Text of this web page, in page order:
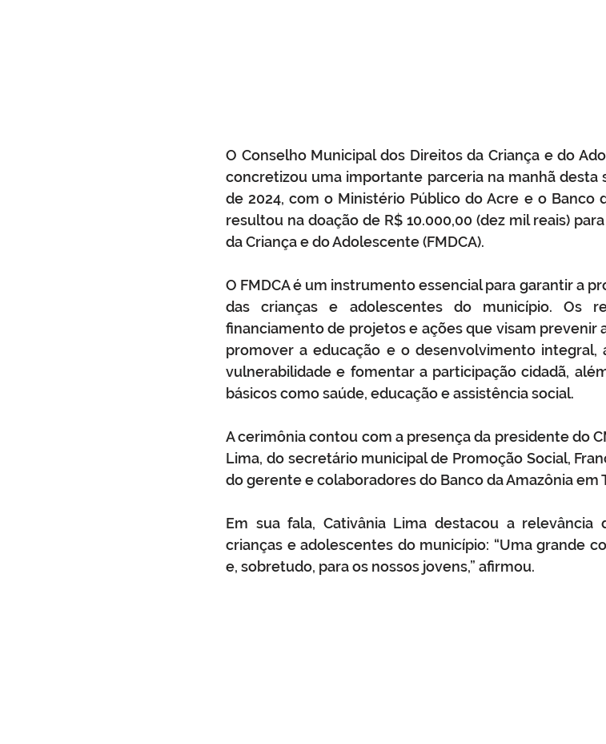
O Conselho Municipal dos Direitos da Criança e do
concretizou uma importante parceria na manhã desta
de 2024, com o Ministério Público do Acre e o Banco
resultou na doação de R$ 10.000,00 (dez mil reais)
da Criança e do Adolescente (FMDCA).
O FMDCA é um instrumento essencial para garantir a
das crianças e adolescentes do município. Os
financiamento de projetos e ações que visam prevenir
promover a educação e o desenvolvimento integral,
vulnerabilidade e fomentar a participação cidadã,
básicos como saúde, educação e assistência social.
A cerimônia contou com a presença da presidente do
Lima, do secretário municipal de Promoção Social,
do gerente e colaboradores do Banco da Amazônia em
Em sua fala, Cativânia Lima destacou a
crianças e adolescentes do município: “Uma grande
e, sobretudo, para os nossos jovens,” afirmou.